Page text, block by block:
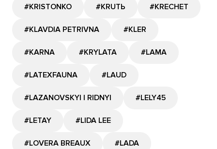
#KRISTONKO #KRUTЬ #KRECHET
#KLAVDIA PETRIVNA #KLER
#KARNA #KRYLATA #LAMA
#LATEXFAUNA #LAUD
#LAZANOVSKYI I RIDNYI #LELY45
#LETAY #LIDA LEE
#LOVERA BREAUX #LADA